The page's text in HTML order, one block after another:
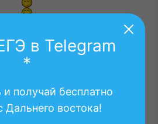
в Telegram
*
получай бесплатно
Дальнего востока!